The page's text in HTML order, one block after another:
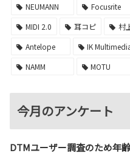
NEUMANN
Focusrite
MIDI 2.0
耳コピ 村
Antelope
IK
NAMM
MOTU
今月のアンケート
DTMユーザー調査のため年